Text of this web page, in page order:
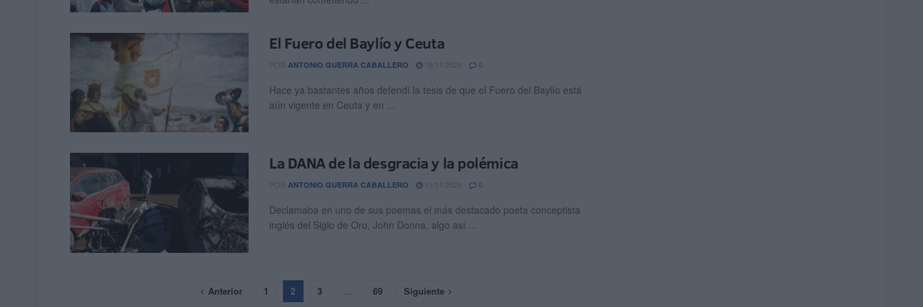
El Fuero del Baylío y Ceuta
POR ANTONIO GUERRA CABALLERO 0
Hace ya bastantes años defendí la tesis de que el Fuero del Baylío está
aún vigente en Ceuta y en ...
La DANA de la desgracia y la polémica
POR ANTONIO GUERRA CABALLERO 0
Declamaba en uno de sus poemas el más destacado poeta conceptista
inglés del Siglo de Oro, John Donna, algo así ...
Anterior 1 2 3 … 69 Siguiente